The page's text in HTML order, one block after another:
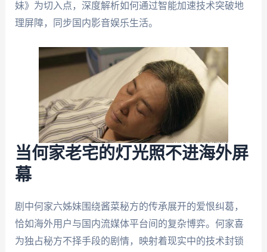
妹》为切入点，深度解析如何通过智能加速技术突破地
理屏障，同步国内影音娱乐生活。
当何家老宅的灯光照不进海外屏
幕
剧中何家六姊妹围绕酱菜秘方的传承展开的爱恨纠葛，
恰如海外用户与国内流媒体平台间的复杂博弈。何家喜
为独占秘方不择手段的剧情，映射着现实中的技术封锁